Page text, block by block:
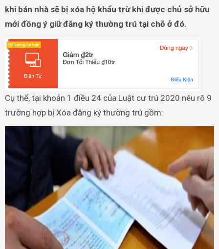
khi bán nhà sẽ bị xóa hộ khẩu trừ khi được chủ sở hữu
mới đồng ý giữ đăng ký thường trú tại chỗ ở đó.
Cụ thể, tại khoản 1 điều 24 của Luật cư trú 2020 nêu rõ 9
trường hợp bị Xóa đăng ký thường trú gồm: